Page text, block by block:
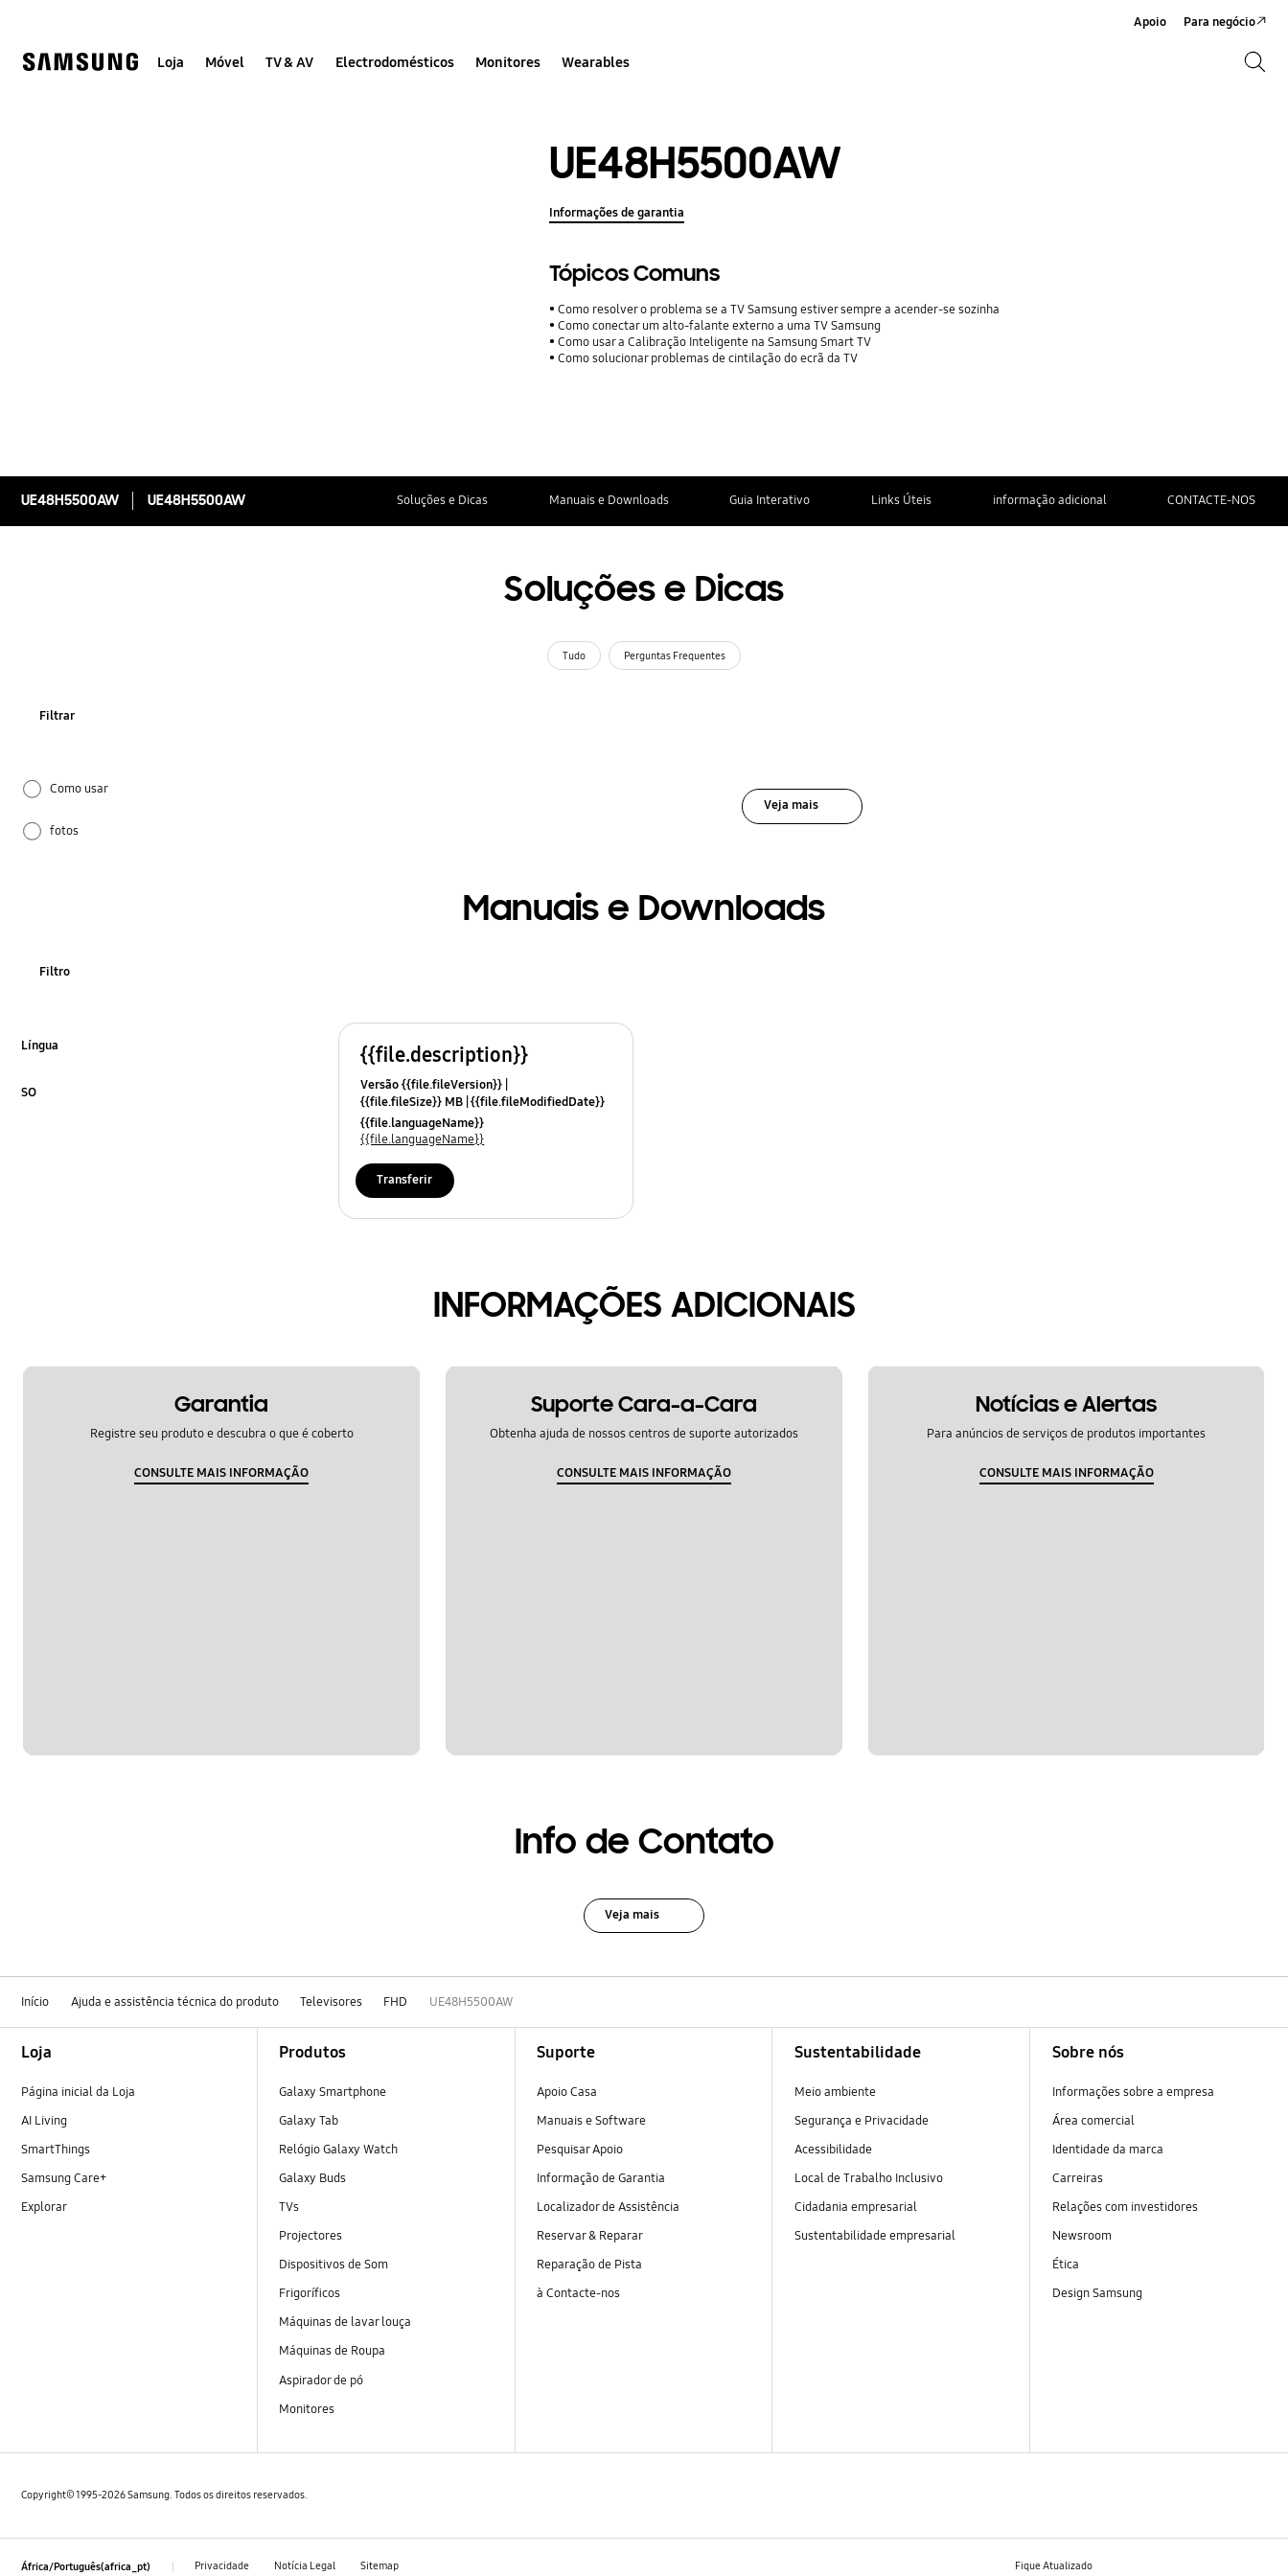
help
Loja Móvel TV & AV Electrodomésticos Monitores Wearables
Apoio Para negócio
UE48H5500AW
Informações de garantia
Tópicos Comuns
Como resolver o problema se a TV Samsung estiver sempre a acender-se sozinha
Como conectar um alto-falante externo a uma TV Samsung
Como usar a Calibração Inteligente na Samsung Smart TV
Como solucionar problemas de cintilação do ecrã da TV
UE48H5500AW UE48H5500AW Soluções e Dicas Manuais e Downloads Guia Interativo Links Úteis informação adicional CONTACTE-NOS
Soluções e Dicas
Tudo Perguntas Frequentes
Filtrar
Como usar
fotos
Veja mais
Manuais e Downloads
Filtro
Língua
SO
{{file.description}}
Versão {{file.fileVersion}}
{{file.fileSize}} MB {{file.fileModifiedDate}}
{{file.osNames}}
{{file.languageName}}
{{file.languageName}}
Transferir
INFORMAÇÕES ADICIONAIS
Garantia
Registre seu produto e descubra o que é coberto
CONSULTE MAIS INFORMAÇÃO
Suporte Cara-a-Cara
Obtenha ajuda de nossos centros de suporte autorizados
CONSULTE MAIS INFORMAÇÃO
Notícias e Alertas
Para anúncios de serviços de produtos importantes
CONSULTE MAIS INFORMAÇÃO
Info de Contato
Veja mais
Início Ajuda e assistência técnica do produto Televisores FHD UE48H5500AW
Loja
Página inicial da Loja
AI Living
SmartThings
Samsung Care+
Explorar
Produtos
Galaxy Smartphone
Galaxy Tab
Relógio Galaxy Watch
Galaxy Buds
TVs
Projectores
Dispositivos de Som
Frigoríficos
Máquinas de lavar louça
Máquinas de Roupa
Aspirador de pó
Monitores
Suporte
Apoio Casa
Manuais e Software
Pesquisar Apoio
Informação de Garantia
Localizador de Assistência
Reservar & Reparar
Reparação de Pista
à Contacte-nos
Sustentabilidade
Meio ambiente
Segurança e Privacidade
Acessibilidade
Local de Trabalho Inclusivo
Cidadania empresarial
Sustentabilidade empresarial
Sobre nós
Informações sobre a empresa
Área comercial
Identidade da marca
Carreiras
Relações com investidores
Newsroom
Ética
Design Samsung
Copyright© 1995-2026 Samsung. Todos os direitos reservados.
África/Português(africa_pt) Privacidade Notícia Legal Sitemap Fique Atualizado